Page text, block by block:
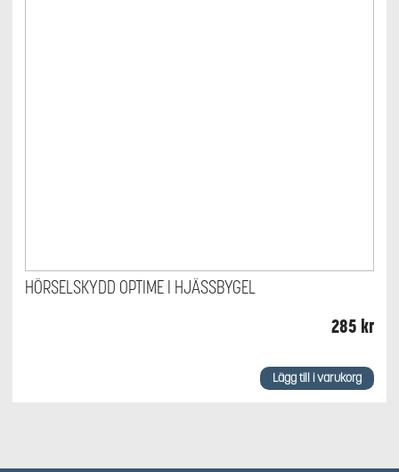
HÖRSELSKYDD OPTIME I HJÄSSBYGEL
285 kr
Lägg till i varukorg